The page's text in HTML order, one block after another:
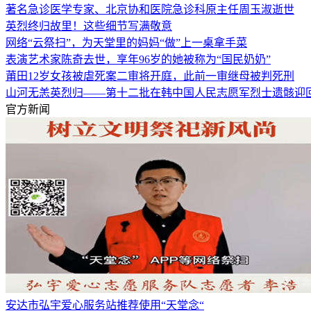
著名急诊医学专家、北京协和医院急诊科原主任周玉淑逝世
英烈终归故里！这些细节写满敬意
网络“云祭扫”，为天堂里的妈妈“做”上一桌拿手菜
表演艺术家陈奇去世，享年96岁的她被称为“国民奶奶”
莆田12岁女孩被虐死案二审将开庭，此前一审继母被判死刑
山河无恙英烈归——第十二批在韩中国人民志愿军烈士遗骸迎
官方新闻
安达市弘宇爱心服务站推荐使用“天堂念“